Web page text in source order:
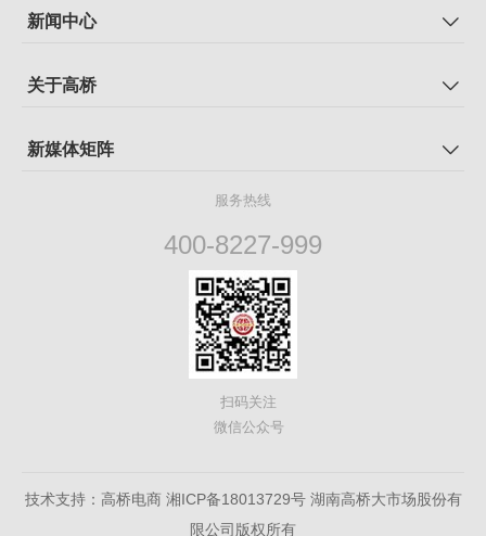
新闻中心
关于高桥
新媒体矩阵
服务热线
400-8227-999
扫码关注
微信公众号
技术支持：高桥电商 湘ICP备18013729号湖南高桥大市场股份有
限公司版权所有